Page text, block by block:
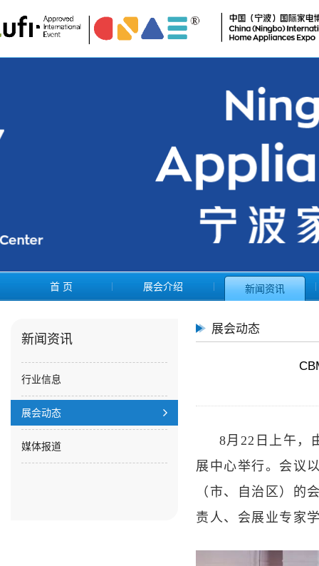
首 页 展会介绍 新闻资讯
新闻资讯
行业信息
展会动态
媒体报道
展会动态
8月22日上午，由
展中心举行。会议
（市、自治区）的
责人、会展业专家